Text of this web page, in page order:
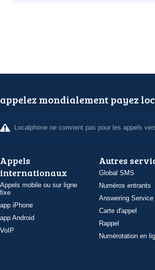
appelez mondialement payez
Localphone ne convient pas pour les appels
Appels
internationaux
Appels mobile ou sur ligne
fixe
app iPhone
app Android
VoIP
Autres
Global SMS
Numéros entrants
Answering Service
Carte d'appel
Rappel
Numérotation en